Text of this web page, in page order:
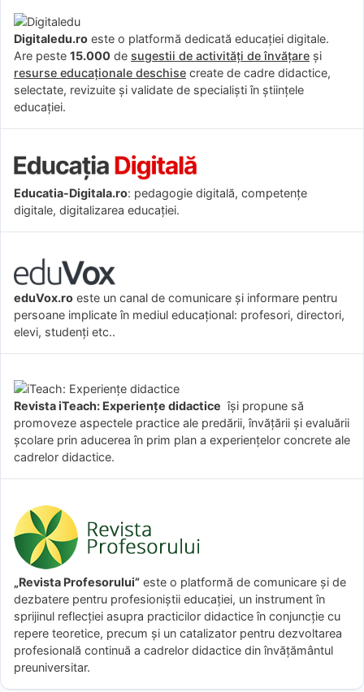
Digitaledu.ro este o platformă dedicată educației digitale.
Are peste 15.000 de sugestii de activități de învățare și
resurse educaționale deschise create de cadre didactice,
selectate, revizuite și validate de specialiști în științele
educației.
Educatia-Digitala.ro: pedagogie digitală, competențe
digitale, digitalizarea educației.
eduVox.ro este un canal de comunicare și informare pentru
persoane implicate în mediul educațional: profesori, directori,
elevi, studenți etc..
Revista iTeach: Experienţe didactice îşi propune să
promoveze aspectele practice ale predării, învăţării şi evaluării
şcolare prin aducerea în prim plan a experienţelor concrete ale
cadrelor didactice.
„Revista Profesorului” este o platformă de comunicare și de
dezbatere pentru profesioniștii educației, un instrument în
sprijinul reflecției asupra practicilor didactice în conjuncție cu
repere teoretice, precum și un catalizator pentru dezvoltarea
profesională continuă a cadrelor didactice din învățământul
preuniversitar.